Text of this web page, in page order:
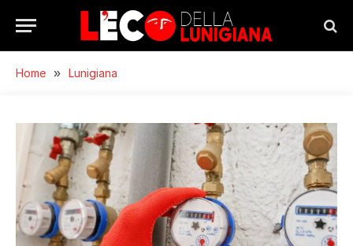
Home » Lunigiana